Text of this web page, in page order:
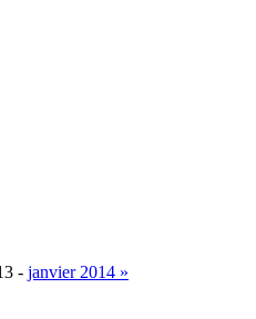
- janvier 2014 »